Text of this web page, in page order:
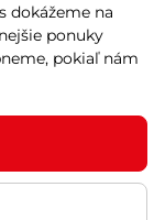
a záruka
dokážeme na
ponuky
pokiaľ nám